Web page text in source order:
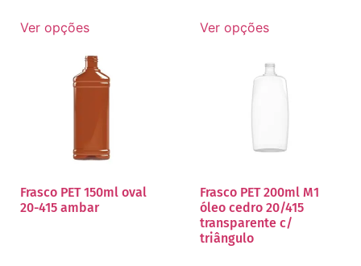
Ver opções Ver opções
Frasco PET 150ml oval
20-415 ambar
Frasco PET 200ml M1
óleo cedro 20/415
transparente c/
triângulo